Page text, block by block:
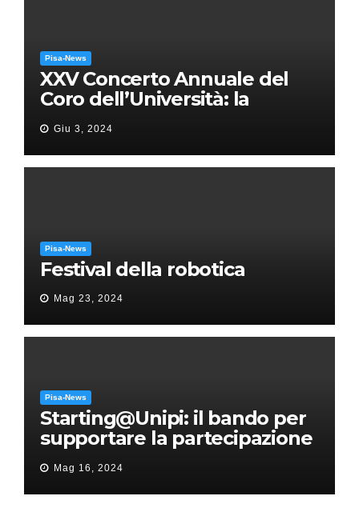
Pisa-News
XXV Concerto Annuale del
Coro dell’Università: la
“Messa in gloria” di Giacomo
Puccini
Giu 3, 2024
Pisa-News
Festival della robotica
Mag 23, 2024
Pisa-News
Starting@Unipi: il bando per
supportare la partecipazione
all’ERC Starting Grant
Mag 16, 2024